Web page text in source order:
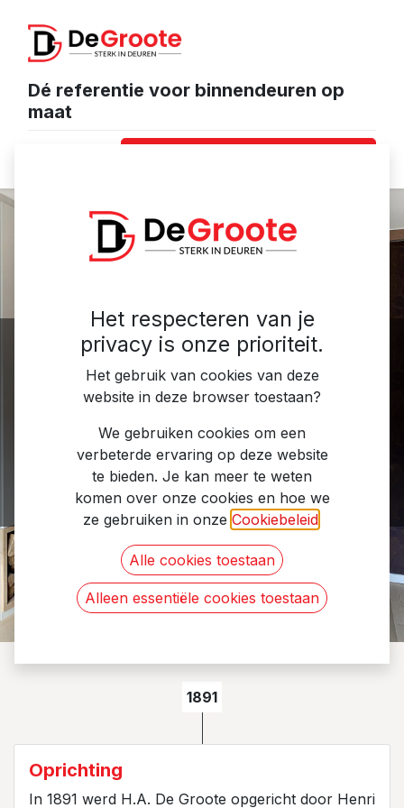
Dé referentie voor binnendeuren op
maat
Onze rijke
geschiedenis
Meer dan 130 jaar pure ambacht en passie.
1891
Oprichting
In 1891 werd H.A. De Groote opgericht door Henri
Het respecteren van je
privacy is onze prioriteit.
Het gebruik van cookies van deze
website in deze browser toestaan?
We gebruiken cookies om een
verbeterde ervaring op deze website
te bieden. Je kan meer te weten
komen over onze cookies en hoe we
ze gebruiken in onze Cookiebeleid.
Alle cookies toestaan
Alleen essentiële cookies toestaan